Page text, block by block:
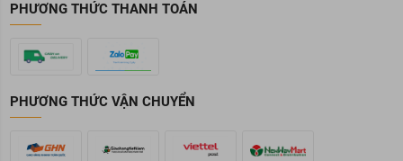
PHƯƠNG THỨC THANH TOÁN
PHƯƠNG THỨC VẬN CHUYỂN